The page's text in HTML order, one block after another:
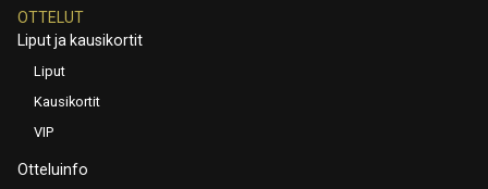
OTTELUT
Liput ja kausikortit
Liput
Kausikortit
VIP
Otteluinfo